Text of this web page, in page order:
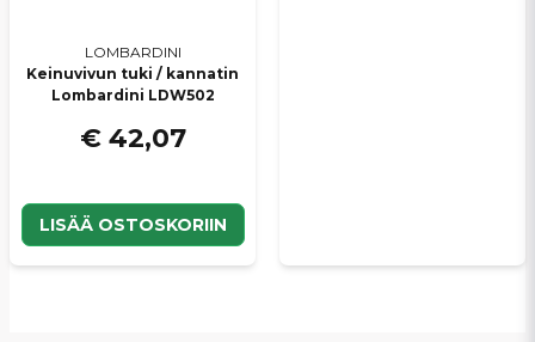
LOMBARDINI
Keinuvivun tuki / kannatin
Lombardini LDW502
€ 42,07
LISÄÄ OSTOSKORIIN